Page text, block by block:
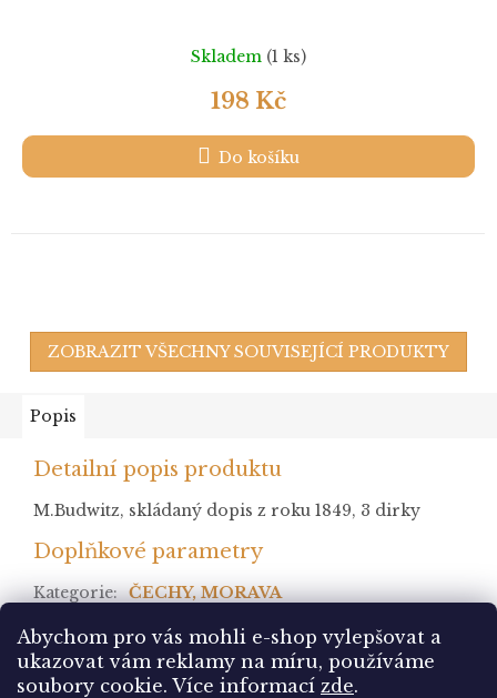
Abychom pro vás mohli e-shop vylepšovat a
ukazovat vám reklamy na míru, používáme
soubory cookie. Více informací zde.
Skladem (1 ks)
198 Kč
Do košíku
ZOBRAZIT VŠECHNY SOUVISEJÍCÍ PRODUKTY
Popis
Detailní popis produktu
M.Budwitz, skládaný dopis z roku 1849, 3 dirky
Doplňkové parametry
Kategorie: ČECHY, MORAVA